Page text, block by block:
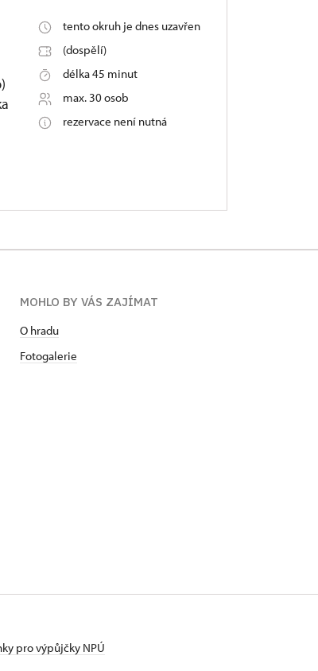
tento okruh je dnes uzavřen
(dospělí)
délka 45 minut
max. 30 osob
rezervace není nutná
MOHLO BY VÁS ZAJÍMAT
O hradu
Fotogalerie
pro výpůjčky NPÚ